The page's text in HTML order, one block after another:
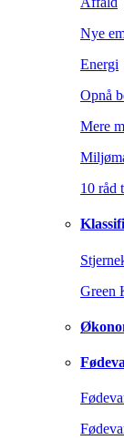
Nye
Energi
Opnå
Mere
10 råd
Green